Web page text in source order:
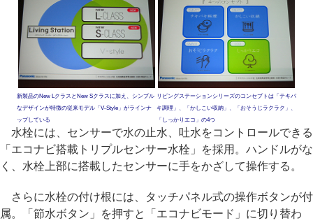
新製品のNew LクラスとNew Sクラスに加え、シンプル
なデザインが特徴の従来モデル「V-Style」がラインナ
ップしている
リビングステーションシリーズのコンセプトは「テキパ
キ調理」、「かしこい収納」、「おそうじラクラク」、
「しっかりエコ」の4つ
水栓には、センサーで水の止水、吐水をコントロールできる
「エコナビ搭載トリプルセンサー水栓」を採用。ハンドルがな
く、水栓上部に搭載したセンサーに手をかざして操作する。
さらに水栓の付け根には、タッチパネル式の操作ボタンが付
属。「節水ボタン」を押すと「エコナビモード」に切り替わ